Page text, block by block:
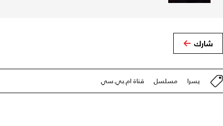
شارك
يسرا مسلسل قناة ام.بي.سي